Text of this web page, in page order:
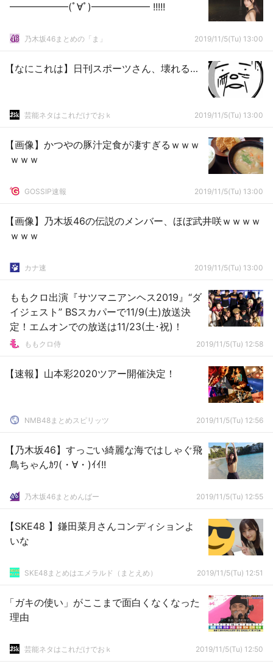
━━━━━━(ﾟ∀ﾟ)━━━━━━ !!!!!
乃木坂46まとめの「ま」 2019/11/5(Tu) 13:00
【なにこれは】日刊スポーツさん、壊れる…
芸能ネタはこれだけでおｋ 2019/11/5(Tu) 13:00
【画像】かつやの豚汁定食が凄すぎるｗｗｗ
ｗｗｗ
GOSSIP速報 2019/11/5(Tu) 13:00
【画像】乃木坂46の伝説のメンバー、ほぼ武井咲ｗｗｗｗ
ｗｗｗ
カナ速 2019/11/5(Tu) 13:00
ももクロ出演『サツマニアンヘス2019』“ダ
イジェスト” BSスカパーで11/9(土)放送決
定！エムオンでの放送は11/23(土･祝)！
ももクロ侍 2019/11/5(Tu) 12:58
【速報】山本彩2020ツアー開催決定！
NMB48まとめスピリッツ 2019/11/5(Tu) 12:56
【乃木坂46】すっごい綺麗な海ではしゃぐ飛
鳥ちゃんｶﾜ(・∀・)ｲｲ!!
乃木坂46まとめんばー 2019/11/5(Tu) 12:55
【SKE48 】鎌田菜月さんコンディションよ
いな
SKE48まとめはエメラルド（まとえめ） 2019/11/5(Tu) 12:51
「ガキの使い」がここまで面白くなくなった
理由
芸能ネタはこれだけでおｋ 2019/11/5(Tu) 12:50